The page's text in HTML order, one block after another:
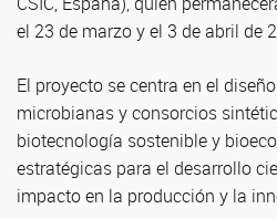
el 23 de marzo y el 3 de abril de
El proyecto se centra en el
microbianas y consorcios
biotecnología sostenible y
estratégicas para el desarrollo
impacto en la producción y la